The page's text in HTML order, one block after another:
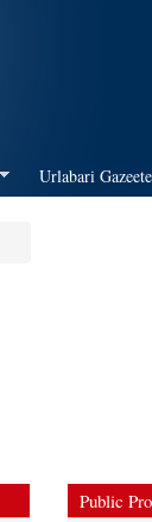
Urlabari Gazeete
Public